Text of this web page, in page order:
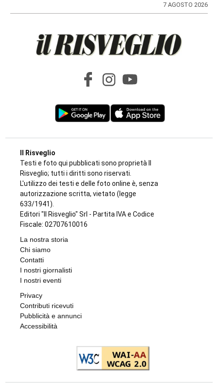
7 AGOSTO 2026
Il Risveglio
Testi e foto qui pubblicati sono proprietà Il
Risveglio; tutti i diritti sono riservati.
L'utilizzo dei testi e delle foto online è, senza
autorizzazione scritta, vietato (legge
633/1941).
Editori "Il Risveglio" Srl - Partita IVA e Codice
Fiscale: 02707610016
La nostra storia
Chi siamo
Contatti
I nostri giornalisti
I nostri eventi
Privacy
Contributi ricevuti
Pubblicità e annunci
Accessibilità